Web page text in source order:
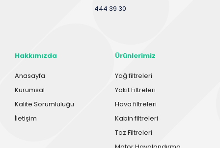
444 39 30
Hakkımızda
Anasayfa
Kurumsal
Kalite Sorumluluğu
İletişim
Ürünlerimiz
Yağ filtreleri
Yakıt Filtreleri
Hava filtreleri
Kabin filtreleri
Toz Filtreleri